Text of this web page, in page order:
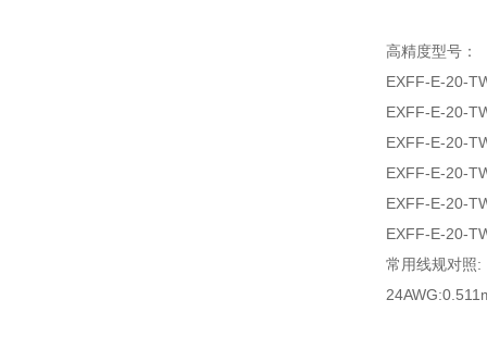
高精度型号：
EXFF-E-20-
EXFF-E-20-
EXFF-E-20-
EXFF-E-20-
EXFF-E-20-
EXFF-E-20-
常用线规对照: